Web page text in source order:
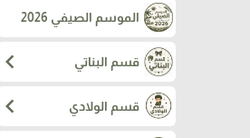
الموسم الصيفي 2026
قسم البناتي chevron_left
قسم الولادي chevron_left